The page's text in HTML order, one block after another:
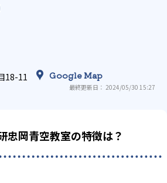
18-11 Google Map
最終更新日： 2024/05/30 15:27
忠岡青空教室の特徴は？